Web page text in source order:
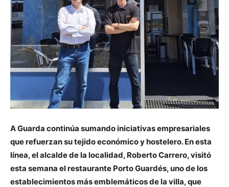
A Guarda continúa sumando iniciativas empresariales
que refuerzan su tejido económico y hostelero. En esta
línea, el alcalde de la localidad, Roberto Carrero, visitó
esta semana el restaurante Porto Guardés, uno de los
establecimientos más emblemáticos de la villa, que